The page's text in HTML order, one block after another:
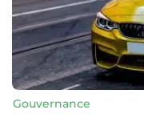
Gouvernance